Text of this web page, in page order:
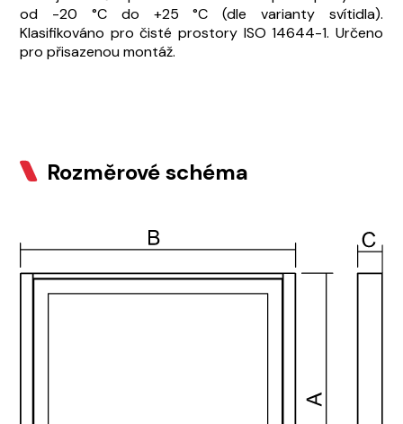
od -20 °C do +25 °C (dle varianty svítidla).
Klasifikováno pro čisté prostory ISO 14644-1. Určeno
pro přisazenou montáž.
Rozměrové schéma